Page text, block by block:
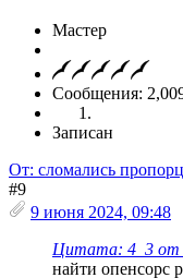
Мастер
Сообщения:
Записан
От: сломались
#9
9 июня 2024, 09:48
Цитата: 4_3 от
найти опенсорс